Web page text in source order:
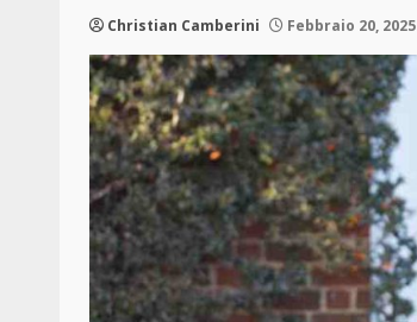
Christian Camberini Febbraio 20, 2025